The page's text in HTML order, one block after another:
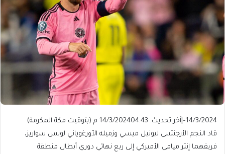
14/3/2024
– آخر تحديث: 14/3/2024 04:43 م (بتوقيت مكة المكرمة)
قاد النجم الأرجنتيني ليونيل ميسي وزميله الأورغوياني لويس سواريز،
فريقهما إنتر ميامي الأميركي إلى ربع نهائي دوري أبطال منطقة